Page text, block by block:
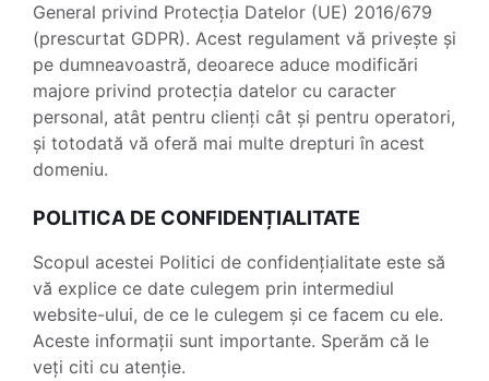
General privind Protecția Datelor (UE) 2016/679
(prescurtat GDPR). Acest regulament vă privește și
pe dumneavoastră, deoarece aduce modificări
majore privind protecția datelor cu caracter
personal, atât pentru clienți cât și pentru operatori,
și totodată vă oferă mai multe drepturi în acest
domeniu.
POLITICA DE CONFIDENȚIALITATE
Scopul acestei Politici de confidențialitate este să
vă explice ce date culegem prin intermediul
website-ului, de ce le culegem și ce facem cu ele.
Aceste informații sunt importante. Sperăm că le
veți citi cu atenție.